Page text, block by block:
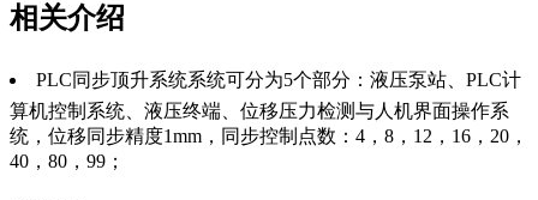
相关介绍
PLC同步顶升系统系统可分为5个部分：液压泵站、PLC计
算机控制系统、液压终端、位移压力检测与人机界面操作系
统，位移同步精度1mm，同步控制点数：4，8，12，16，20，
40，80，99；